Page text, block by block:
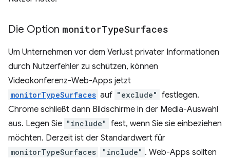
Die Option monitorTypeSurfaces
Um Unternehmen vor dem Verlust privater Informationen
durch Nutzerfehler zu schützen, können
Videokonferenz-Web-Apps jetzt
monitorTypeSurfaces auf "exclude" festlegen.
Chrome schließt dann Bildschirme in der Media-Auswahl
aus. Legen Sie "include" fest, wenn Sie sie einbeziehen
möchten. Derzeit ist der Standardwert für
monitorTypeSurfaces "include" . Web-Apps sollten